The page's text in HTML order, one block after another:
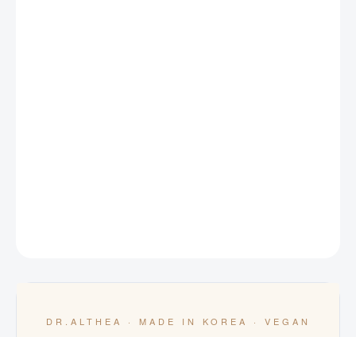
DR.ALTHEA · MADE IN KOREA · VEGAN